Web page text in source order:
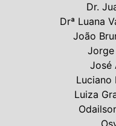
Dr.
Drª Luana
João
Jorge
José
Luciano
Luiza